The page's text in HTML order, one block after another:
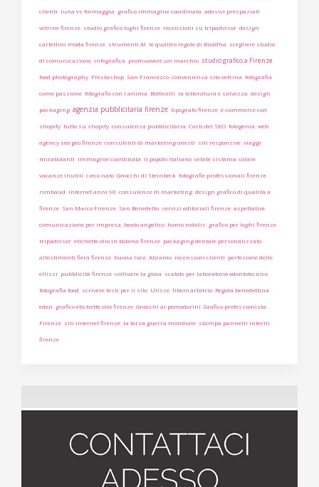
clienti luna vs formaggia grafico immagine coordinata adesivi prespaziati
vetrine firenze studio grafico loghi firenze recensioni su tripadvisor design
cartellini moda firenze strumenti AI le quattro regole di Buddha scegliere studio
di comunicazione infografica promuovere un marchio studio grafico a Firenze
food photography Prestashop San Francesco convenienza sito vetrina fotografia
come passione fotografie con l anima Botticelli la letteratura è salvezza design
packaging agenzia pubblicitaria firenze tipografo firenze e-commerce con
shopify tutto su shopify consulenza pubblicitaria Costi del SEO fotogenia web
agency seo geo firenze consulenti di marketing onesti siti responsive viaggi
mirabolanti immagine coordinata il popolo italiano orbite sistema solare
vacanze inutili cieco nato Gnocchi di Steinbeck fotografie professionali firenze
rimbaud internet anni 90 consulenze di marketing design grafico di qualità a
firenze San Marco Firenze San Benedetto servizi editoriali firenze aspettative
comunicazione per impresa beato angelico homo nobilis grafico per loghi firenze
tripadvisor etichette olio in bobina firenze packaging dentale personalizzato
allestimenti fiera firenze buona luce Abramo recensioni clienti perfezione delle
ellissi pubblicità firenze coltivare la gioia scatole per laboratorio odontotecnico
fotografia food scrivere testi per il sito Ulisse libero arbitrio Regola benedettina
eden grafico etichette olio firenze Gnocchi ai pomodorini Grafico professionista
Firenze siti internet firenze la terza guerra mondiale stampa pannelli interni
firenze